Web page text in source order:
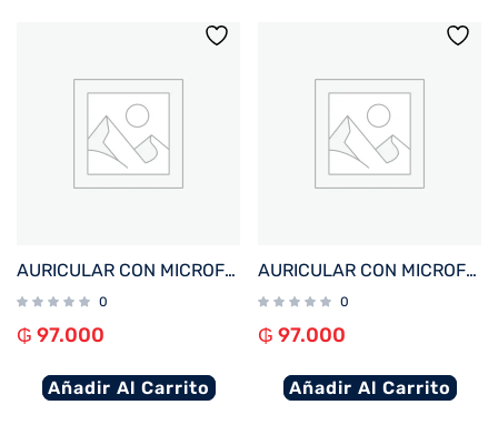
AURICULAR CON MICROFONO FTX E68-WH BT/MIC/ENC/TOUCH/IPX6 BLANCO
0
₲ 97.000
Añadir Al Carrito
AURICULAR CON MICROFONO FTX E68-BK BT/MIC/ENC/TOUCH/IPX6 NEGRO
0
₲ 97.000
Añadir Al Carrito